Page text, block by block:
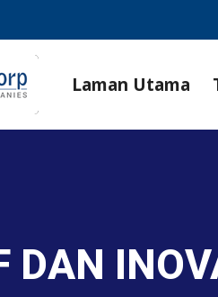
Laman Utama
DAN